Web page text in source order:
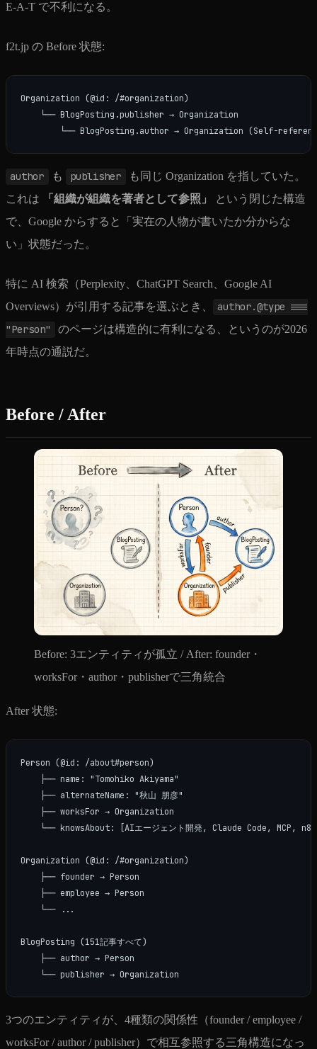
E-A-T で不利になる。
f2t.jp の Before 状態:
Organization (@id: /#organization)
    └── BlogPosting.publisher → Organization
author も publisher
も同じ Organization を指していた。
これは
「組織が組織を著者として参照」
という閉じた構造
で、Google からすると「実在の人物が書いたか分からな
い」状態だった。
特に AI 検索（Perplexity、ChatGPT Search、Google AI
Overviews）が引用する記事を選ぶとき、
author.@type ===
"Person"
のページは構造的に有利になる、というのが2026
年時点の通説だ。
Before / After
Before: 3エンティティが孤立 / After: founder・
worksFor・author・publisherで三角統合
After 状態:
Person (@id: /about#person)
    ├── name: "Tomohiko Akiyama"
    ├── alternateName: "秋山 朋彦"
    ├── worksFor → Organization
└── knowsAbout: [AIエージェント開発, Claude Code, MCP,
Organization (@id: /#organization)
    ├── founder → Person
    ├── employee → Person
    └── ...
BlogPosting (151記事すべて)
    ├── author → Person
3つのエンティティが、4種類の関係性（founder / employee /
worksFor / author / publisher）で相互参照する三角構造になっ